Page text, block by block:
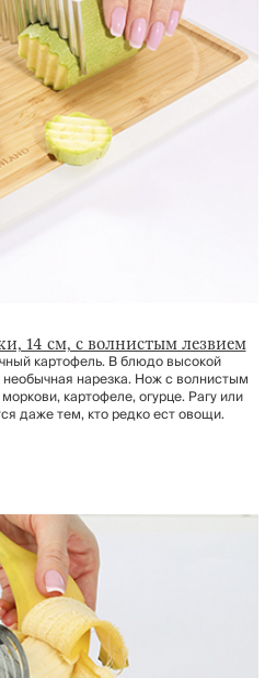
14 см, с волнистым лезвием
картофель. В блюдо высокой
необычная нарезка. Нож с волнистым
картофеле, огурце. Рагу или
даже тем, кто редко ест овощи.